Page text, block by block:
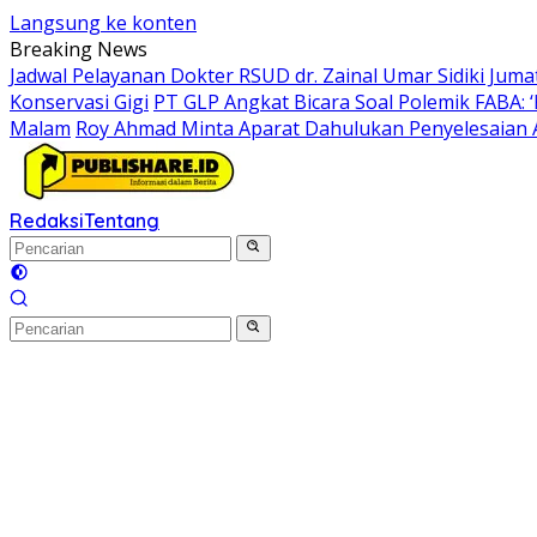
Langsung ke konten
Breaking News
Jadwal Pelayanan Dokter RSUD dr. Zainal Umar Sidiki
Konservasi Gigi PT GLP Angkat Bicara Soal Polemik
Malam Roy Ahmad Minta Aparat Dahulukan
RedaksiTentang